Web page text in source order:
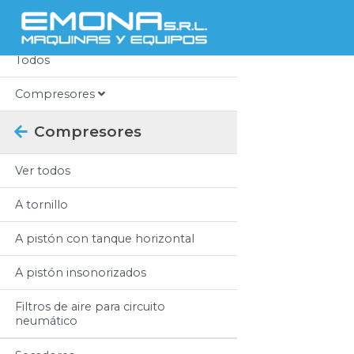
Categorias
Todos
Compresores
Compresores
Ver todos
A tornillo
A pistón con tanque horizontal
A pistón insonorizados
Filtros de aire para circuito
neumático